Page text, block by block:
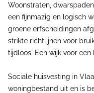
Woonstraten,
een fijnmazig en logisch
groene erfscheidingen
strikte richtlijnen voor
tijdloos. Een wijk voor
Sociale huisvesting in
woningbestand uit en is